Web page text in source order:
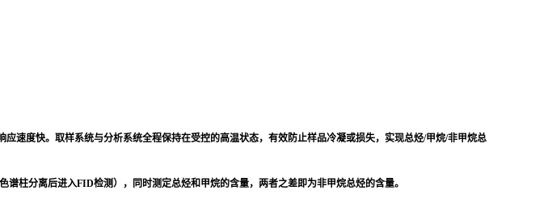
度快。取样系统与分析系统全程保持在受控的高温状态，有效防止样品冷凝或损失，实现总烃/甲烷/非甲烷总
柱分离后进入FID检测），同时测定总烃和甲烷的含量，两者之差即为非甲烷总烃的含量。